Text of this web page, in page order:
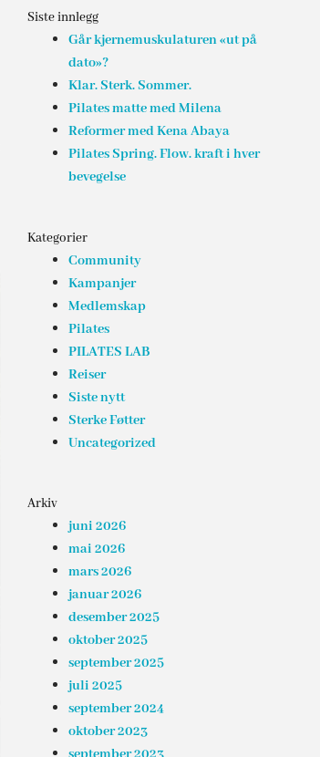
Siste innlegg
Går kjernemuskulaturen «ut på
dato»?
Klar. Sterk. Sommer.
Pilates matte med Milena
Reformer med Kena Abaya
Pilates Spring. Flow. kraft i hver
bevegelse
Kategorier
Community
Kampanjer
Medlemskap
Pilates
PILATES LAB
Reiser
Siste nytt
Sterke Føtter
Uncategorized
Arkiv
juni 2026
mai 2026
mars 2026
januar 2026
desember 2025
oktober 2025
september 2025
juli 2025
september 2024
oktober 2023